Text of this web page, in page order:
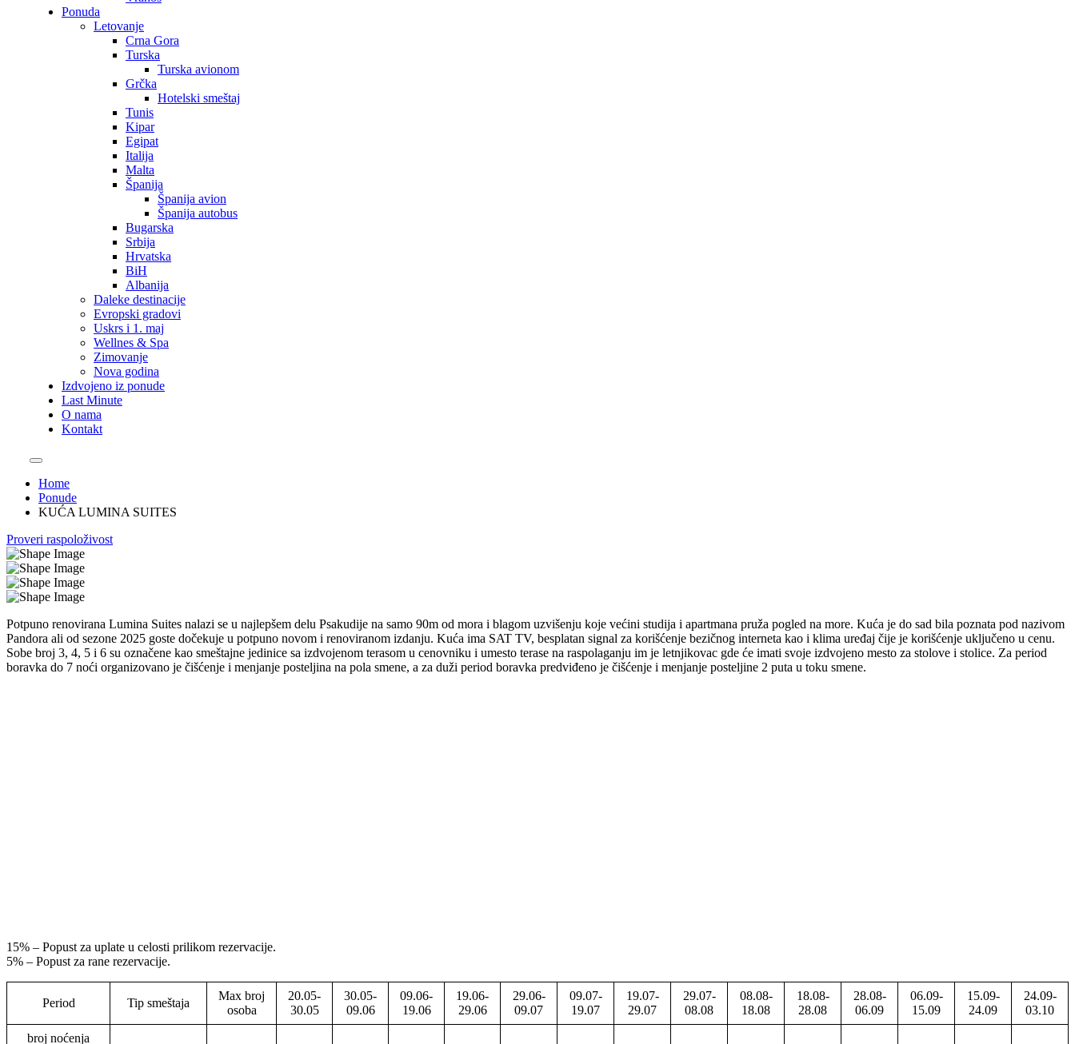
Ponuda
Letovanje
Crna Gora
Turska
Turska avionom
Grčka
Hotelski smeštaj
Tunis
Kipar
Egipat
Italija
Malta
Španija
Španija avion
Španija autobus
Bugarska
Srbija
Hrvatska
BiH
Albanija
Daleke destinacije
Evropski gradovi
Uskrs i 1. maj
Wellnes & Spa
Zimovanje
Nova godina
Izdvojeno iz ponude
Last Minute
O nama
Kontakt
Home
Ponude
KUĆA LUMINA SUITES
Proveri raspoloživost
Potpuno renovirana Lumina Suites nalazi se u najlepšem delu Psakudije na samo 90m od mora i blagom uzvišenju koje većini studija i apartmana pruža pogled na more. Kuća je do sad bila poznata pod nazivom
Pandora ali od sezone 2025 goste dočekuje u potpuno novom i renoviranom izdanju. Kuća ima SAT TV, besplatan signal za korišćenje bezičnog interneta kao i klima uređaj čije je korišćenje uključeno u cenu.
Sobe broj 3, 4, 5 i 6 su označene kao smeštajne jedinice sa izdvojenom terasom u cenovniku i umesto terase na raspolaganju im je letnjikovac gde će imati svoje izdvojeno mesto za stolove i stolice. Za period
boravka do 7 noći organizovano je čišćenje i menjanje posteljina na pola smene, a za duži period boravka predviđeno je čišćenje i menjanje posteljine 2 puta u toku smene.
15% – Popust za uplate u celosti prilikom rezervacije.
5% – Popust za rane rezervacije.
Period Tip smeštaja
Max broj
osoba
20.05-
30.05
30.05-
09.06
09.06-
19.06
19.06-
29.06
29.06-
09.07
09.07-
19.07
19.07-
29.07
29.07-
08.08
08.08-
18.08
18.08-
28.08
28.08-
06.09
06.09-
15.09
15.09-
24.09
24.09-
03.10
broj noćenja